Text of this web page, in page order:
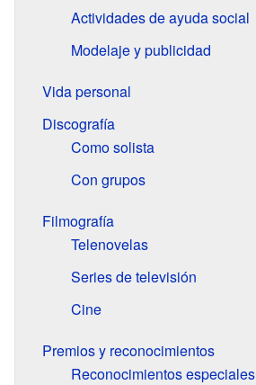
Actividades de ayuda social
Modelaje y publicidad
Vida personal
Discografía
Como solista
Con grupos
Filmografía
Telenovelas
Series de televisión
Cine
Premios y reconocimientos
Reconocimientos especiales